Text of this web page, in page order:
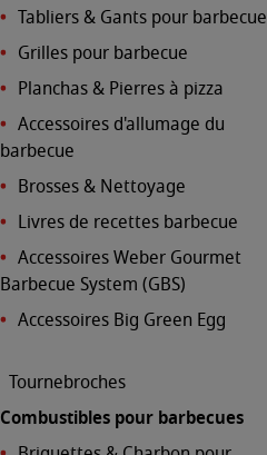
Tabliers & Gants pour barbecue
Grilles pour barbecue
Planchas & Pierres à pizza
Accessoires d'allumage du
barbecue
Brosses & Nettoyage
Livres de recettes barbecue
Accessoires Weber Gourmet
Barbecue System (GBS)
Accessoires Big Green Egg
Tournebroches
Combustibles pour barbecues